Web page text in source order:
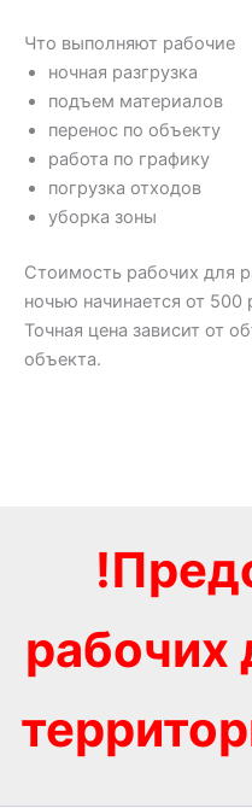
Что выполняют рабочие
ночная разгрузка
подъем материалов
перенос по объекту
работа по графику
погрузка отходов
уборка зоны
Стоимость рабочих для
ночью начинается от 500
Точная цена зависит от
объекта.
рабочих